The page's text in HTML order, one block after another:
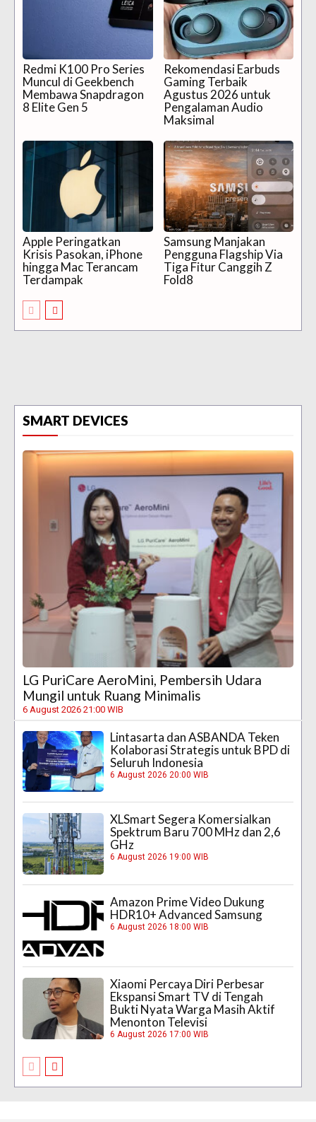
Redmi K100 Pro Series
Muncul di Geekbench
Membawa Snapdragon
8 Elite Gen 5
Rekomendasi Earbuds
Gaming Terbaik
Agustus 2026 untuk
Pengalaman Audio
Maksimal
Apple Peringatkan
Krisis Pasokan, iPhone
hingga Mac Terancam
Terdampak
Samsung Manjakan
Pengguna Flagship Via
Tiga Fitur Canggih Z
Fold8
SMART DEVICES
LG PuriCare AeroMini, Pembersih Udara
Mungil untuk Ruang Minimalis
6 August 2026 21:00 WIB
Lintasarta dan ASBANDA Teken
Kolaborasi Strategis untuk BPD di
Seluruh Indonesia
6 August 2026 20:00 WIB
XLSmart Segera Komersialkan
Spektrum Baru 700 MHz dan 2,6
GHz
6 August 2026 19:00 WIB
Amazon Prime Video Dukung
HDR10+ Advanced Samsung
6 August 2026 18:00 WIB
Xiaomi Percaya Diri Perbesar
Ekspansi Smart TV di Tengah
Bukti Nyata Warga Masih Aktif
Menonton Televisi
6 August 2026 17:00 WIB